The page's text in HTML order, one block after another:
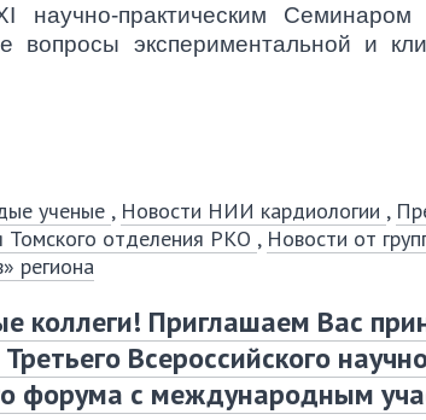
научно-практическим Семинаром
вопросы экспериментальной и
ученые , Новости НИИ кардиологии ,
Томского отделения РКО , Новости от
региона
коллеги! Приглашаем Вас
Всероссийского
форума с международным